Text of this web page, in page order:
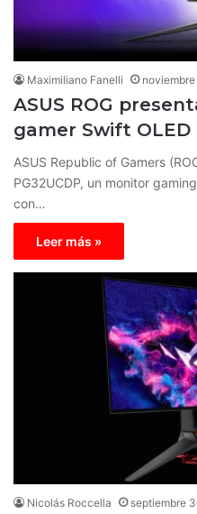
Maximiliano Fanelli
ASUS ROG
gamer Swift OLED
ASUS Republic of Gamers
PG32UCDP, un monitor
con…
Leer más »
Nicolás Roccella septiembre